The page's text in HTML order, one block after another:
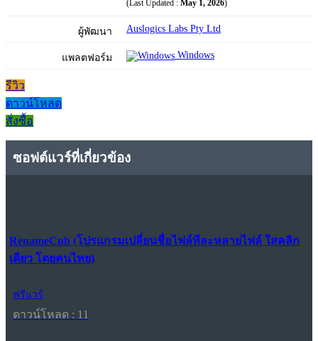
(Last Updated : May 1, 2026)
ผู้พัฒนา Auslogics Labs Pty Ltd
แพลตฟอร์ม Windows
รีวิว
ดาวน์โหลด
สั่งซื้อ
ซอฟต์แวร์ที่เกี่ยวข้อง
RenameCub (โปรแกรมเปลี่ยนชื่อไฟล์ทีละหลายไฟล์ ใสคลิก
เดียว โดยคนไทย)
ฟรีแวร์
ดาวน์โหลด : 11